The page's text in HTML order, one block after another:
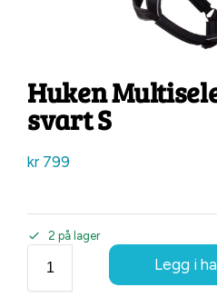
Huken
svart S
kr799
2 på lager
Legg i